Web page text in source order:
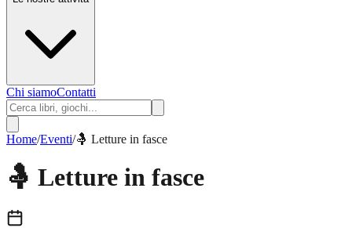
Chi siamoContatti
Home/Eventi/🤱 Letture in fasce
🤱 Letture in fasce